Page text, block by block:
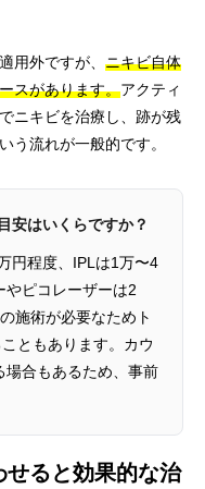
用外ですが、 ニキビ自体
スがあります。アクティ
ニキビを治療し、跡が残
う流れが一般的です。
安はいくらですか？
円程度、IPLは1万〜4
やピコレーザーは2
施術が必要なためト
ともあります。カウ
場合もあるため、事前
せると効果的な治